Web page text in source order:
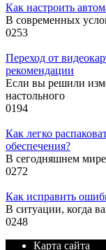
Как настроить
В современных
0253
Переход от
рекомендации
Если вы решили
настольного
0194
Как легко
обеспечения?
В сегодняшнем
0272
Как исправить
В ситуации, когда
0248
Карта сайта